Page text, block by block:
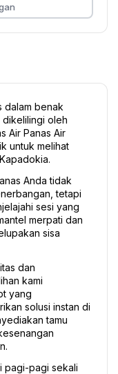
dalam benak
oleh
Air Panas Air
untuk melihat
Anda tidak
tetapi
sesi yang
merpati dan
sisa
dan
kami
yang
solusi instan di
tamu
pagi-pagi sekali